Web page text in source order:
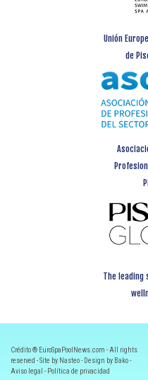
Unión
de
The leading
Crédito ® EuroSpaPoolNews.com - All rights
reserved - Site by Nasteo - Design by Bako -
Aviso legal - Política de privacidad